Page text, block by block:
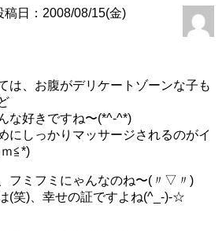
稿日：2008/08/15(金)
は、お腹がデリケートゾーンな子も
な好きですね〜(*^-^*)
にしっかりマッサージされるのがイ
≦*)
フミフミにゃんなのね〜(〃▽〃)
(笑)、幸せの証ですよね(^_-)-☆